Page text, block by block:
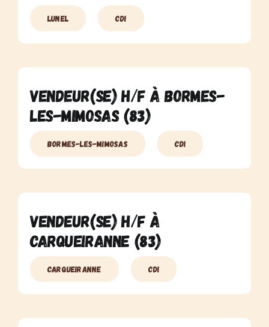
Lunel CDI
Vendeur(se) H/F à Bormes-
Les-Mimosas (83)
Bormes-Les-Mimosas CDI
Vendeur(se) H/F à
Carqueiranne (83)
Carqueiranne CDI